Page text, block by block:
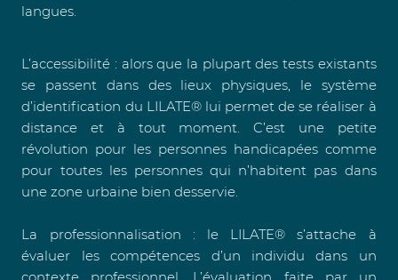
langues.
L’accessibilité : alors que la plupart des tests existants
se passent dans des lieux physiques, le système
d’identification du LILATE® lui permet de se réaliser à
distance et à tout moment. C’est une petite
révolution pour les personnes handicapées comme
pour toutes les personnes qui n’habitent pas dans
une zone urbaine bien desservie.
La professionnalisation : le LILATE® s’attache à
évaluer les compétences d’un individu dans un